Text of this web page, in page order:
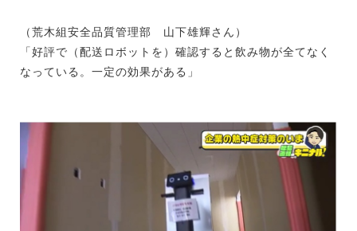
（荒木組安全品質管理部 山下雄輝さん）
「好評で（配送ロボットを）確認すると飲み物が全てなく
なっている。一定の効果がある」